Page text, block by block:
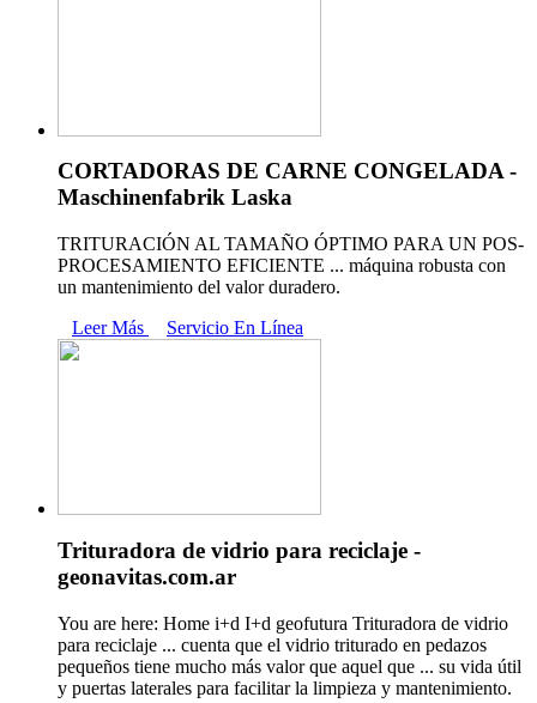
CORTADORAS DE CARNE CONGELADA -
Maschinenfabrik Laska
TRITURACIÓN AL TAMAÑO ÓPTIMO PARA UN POS-
PROCESAMIENTO EFICIENTE ... máquina robusta con
un mantenimiento del valor duradero.
Leer Más
Servicio En Línea
Trituradora de vidrio para reciclaje -
geonavitas.com.ar
You are here: Home i+d I+d geofutura Trituradora de vidrio
para reciclaje ... cuenta que el vidrio triturado en pedazos
pequeños tiene mucho más valor que aquel que ... su vida útil
y puertas laterales para facilitar la limpieza y mantenimiento.